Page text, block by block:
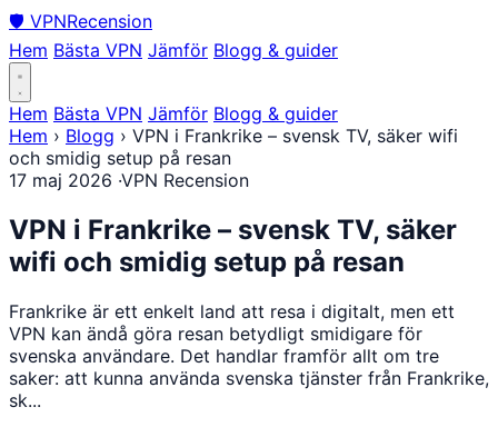
🛡 VPNRecension
Hem Bästa VPN Jämför Blogg & guider
Hem Bästa VPN Jämför Blogg & guider
Hem › Blogg › VPN i Frankrike – svensk TV, säker wifi
och smidig setup på resan
17 maj 2026 ·VPN Recension
VPN i Frankrike – svensk TV, säker
wifi och smidig setup på resan
Frankrike är ett enkelt land att resa i digitalt, men ett
VPN kan ändå göra resan betydligt smidigare för
svenska användare. Det handlar framför allt om tre
saker: att kunna använda svenska tjänster från Frankrike,
sk...